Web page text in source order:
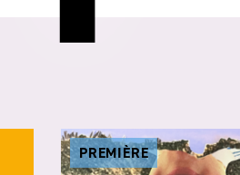
PREMIÈRE